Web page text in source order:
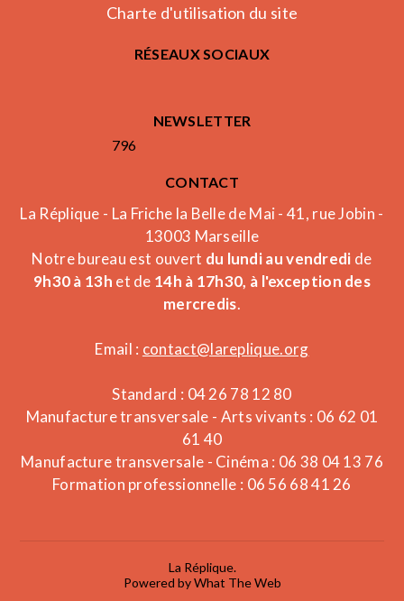
Charte d'utilisation du site
RÉSEAUX SOCIAUX
NEWSLETTER
796
CONTACT
La Réplique - La Friche la Belle de Mai - 41, rue Jobin -
13003 Marseille
Notre bureau est ouvert du lundi au vendredi de
9h30 à 13h et de 14h à 17h30, à l'exception des
mercredis.
Email : contact@lareplique.org
Standard : 04 26 78 12 80
Manufacture transversale - Arts vivants : 06 62 01
61 40
Manufacture transversale - Cinéma : 06 38 04 13 76
Formation professionnelle : 06 56 68 41 26
La Réplique.
Powered by What The Web